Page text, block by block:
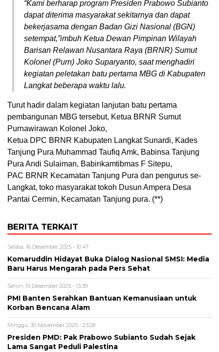
“Kami berharap program Presiden Prabowo Subianto
dapat diterima masyarakat sekitarnya dan dapat
bekerjasama dengan Badan Gizi Nasional (BGN)
setempat,”imbuh Ketua Dewan Pimpinan Wilayah
Barisan Relawan Nusantara Raya (BRNR) Sumut
Kolonel (Purn) Joko Suparyanto, saat menghadiri
kegiatan peletakan batu pertama MBG di Kabupaten
Langkat beberapa waktu lalu.
Turut hadir dalam kegiatan lanjutan batu pertama
pembangunan MBG tersebut, Ketua BRNR Sumut
Purnawirawan Kolonel Joko,
Ketua DPC BRNR Kabupaten Langkat Sunardi, Kades
Tanjung Pura Muhammad Taufiq Amk, Babinsa Tanjung
Pura Andi Sulaiman, Babinkamtibmas F Sitepu,
PAC BRNR Kecamatan Tanjung Pura dan pengurus se-
Langkat, toko masyarakat tokoh Dusun Ampera Desa
Pantai Cermin, Kecamatan Tanjung pura. (**)
BERITA TERKAIT
Selasa, 16 Desember 2025 - 10:47
Komaruddin Hidayat Buka Dialog Nasional SMSI: Media
Baru Harus Mengarah pada Pers Sehat
Senin, 15 Desember 2025 - 13:39
PMI Banten Serahkan Bantuan Kemanusiaan untuk
Korban Bencana Alam
Minggu, 30 November 2025 - 23:28
Presiden PMD: Pak Prabowo Subianto Sudah Sejak
Lama Sangat Peduli Palestina